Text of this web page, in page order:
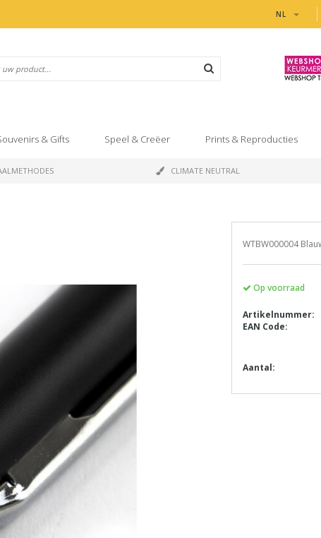
NL
& Gifts Speel & Creëer Prints & Reproducties
CLIMATE NEUTRAL
WTBW000004
Op voorraad
Artikelnummer:
EAN Code:
Aantal: